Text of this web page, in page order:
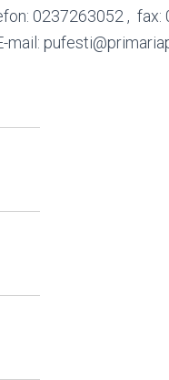
0237263052 , fax:
mail: